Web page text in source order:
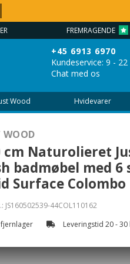
VEJLEDNING - 7
+45 6913 6970
Kundeservice: 9 - 22
Chat med os
Wood Hvidevarer
WOOD
cm Naturolieret
badmøbel med
Surface Colombo
JS160502539-44COL110162
fjernlager
Leveringstid 20 -
Naturolieret Push snedker